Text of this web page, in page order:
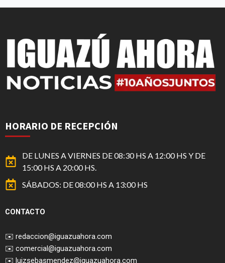
HORARIO DE RECEPCIÓN
DE LUNES A VIERNES DE 08:30 HS A 12:00 HS Y DE
15:00 HS A 20:00 HS.
SÁBADOS: DE 08:00 HS A 13:00 HS
CONTACTO
✉️ redaccion@iguazuahora.com
✉️ comercial@iguazuahora.com
✉️ luizsebasmendez@iguazuahora.com